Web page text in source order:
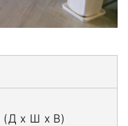
(Д x Ш x В)